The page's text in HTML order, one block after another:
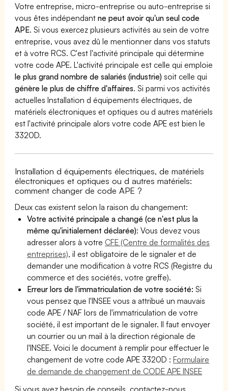
Votre entreprise, micro-entreprise ou auto-entreprise si
vous êtes indépendantne peut avoir qu'un seul code
APE. Si vous exercez plusieurs activités au sein de votre
entreprise, vous avez dû le mentionner dans vos statuts
et à votre RCS. C'est l'activité principale qui détermine
votre code APE. L'activité principale est celle qui emploie
le plus grand nombre de salariés (industrie) soit celle qui
génère le plus de chiffre d'affaires. Si parmi vos activités
actuelles Installation d équipements électriques, de
matériels électroniques et optiques ou d autres matériels
est l'activité principale alors votre code APE est bien le
3320D.
Installation d équipements électriques, de matériels
électroniques et optiques ou d autres matériels:
comment changer de code APE ?
Deux cas existent selon la raison du changement:
Votre activité principale a changé (ce n'est plus la
même qu'initialement déclarée): Vous devez vous
adresser alors à votre CFE (Centre de formalités des
entreprises), il est obligatoire de le signaler et de
demander une modification à votre RCS (Registre du
commerce et des sociétés, votre greffe).
Erreur lors de l'immatriculation de votre société:Si
vous pensez que l'INSEE vous a attribué un mauvais
code APE / NAF lors de l'immatriculation de votre
société, il est important de le signaler. Il faut envoyer
un courrier ou un mail à la direction régionale de
l'INSEE. Voici le document à remplir pour effectuer le
changement de votre code APE 3320D :Formulaire
de demande de changement de CODE APE INSEE
Si vous avez besoin de conseils, contactez-nous.